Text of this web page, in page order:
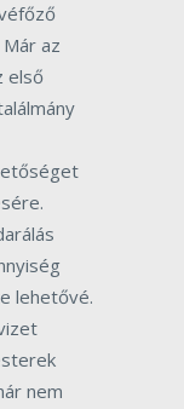
az
első
lehetővé.
nem